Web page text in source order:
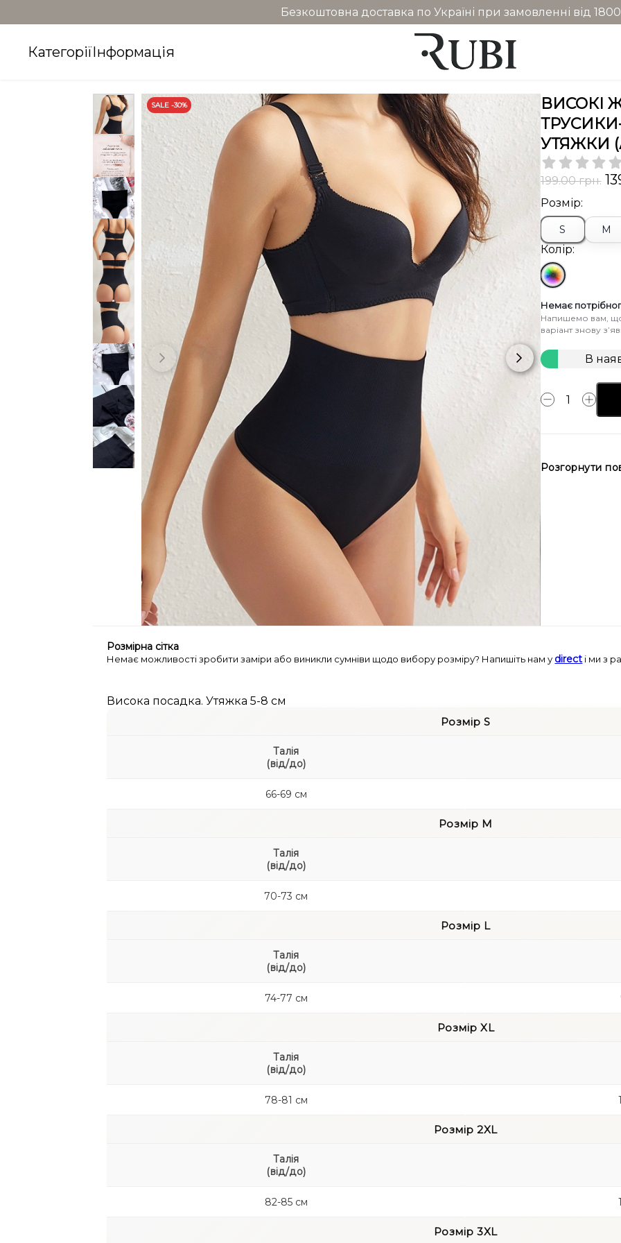
Безкоштовна доставка по Україні при замовленні від
КатегоріїІнформація
SALE -30%
ВИСОКІ
УТЯЖКИ
199.00 грн.
Розмір:
S M
Колір:
Немає
Напишемо вам,
варіант знову
В
Розгорнути
дефекту:
7059/
трикотажу
вигляд у
Висока
Стрінг-
М’які
Ідеально
Під
Для
Розмірна сітка
Немає можливості зробити заміри або виникли сумніви щодо вибору розміру? Напишіть нам у direct і ми з
Висока посадка. Утяжка 5-8 см
Розмір S
Талія
(від/до)
66-69 см
Розмір M
Талія
(від/до)
70-73 см
Розмір L
Талія
(від/до)
74-77 см
Розмір XL
Талія
(від/до)
78-81 см
Розмір 2XL
Талія
(від/до)
82-85 см
Розмір 3XL